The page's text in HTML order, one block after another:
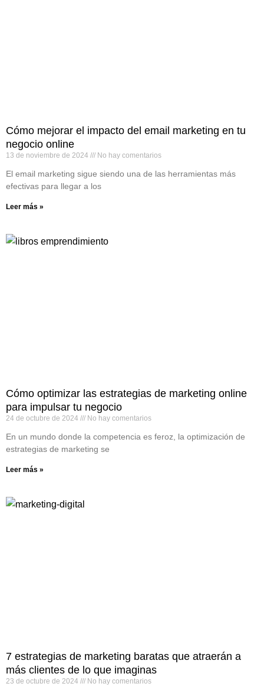
Cómo mejorar el impacto del email marketing en tu
negocio online
13 de noviembre de 2024 No hay comentarios
El email marketing sigue siendo una de las herramientas más
efectivas para llegar a los
Leer más »
Cómo optimizar las estrategias de marketing online
para impulsar tu negocio
24 de octubre de 2024 No hay comentarios
En un mundo donde la competencia es feroz, la optimización de
estrategias de marketing se
Leer más »
7 estrategias de marketing baratas que atraerán a
más clientes de lo que imaginas
23 de octubre de 2024 No hay comentarios